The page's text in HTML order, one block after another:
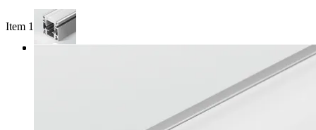
Item 1 of 3